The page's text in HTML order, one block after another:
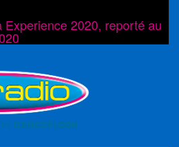
Experience 2020, reporté au